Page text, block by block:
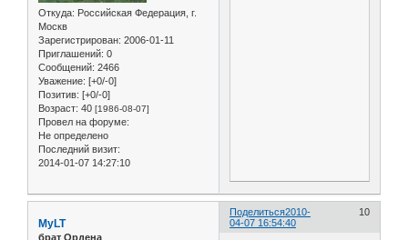
Откуда: Российская Федерация, г.
Москв
Зарегистрирован: 2006-01-11
Приглашений: 0
Сообщений: 2466
Уважение: [+0/-0]
Позитив: [+0/-0]
Возраст: 40 [1986-08-07]
Провел на форуме:
Не определено
Последний визит:
2014-01-07 14:27:10
Поделиться 10
2010-
04-07 16:54:40
MyLT
брат Ордена